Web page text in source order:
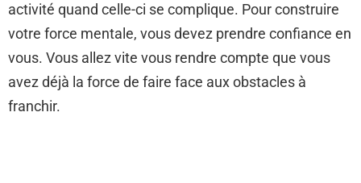
activité quand celle-ci se complique. Pour construire
votre force mentale, vous devez prendre confiance en
vous. Vous allez vite vous rendre compte que vous
avez déjà la force de faire face aux obstacles à
franchir.